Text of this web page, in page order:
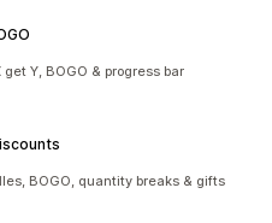
Y, BOGO & progress bar
BOGO, quantity breaks & gifts